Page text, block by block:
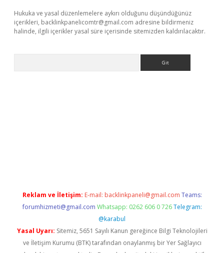
Hukuka ve yasal düzenlemelere aykırı olduğunu düşündüğünüz
içerikleri, backlinkpanelicomtr@gmail.com adresine bildirmeniz
halinde, ilgili içerikler yasal süre içerisinde sitemizden kaldırılacaktır.
Reklam ve İletişim: E-mail: backlinkpaneli@gmail.com Teams:
forumhizmeti@gmail.com Whatsapp: 0262 606 0 726 Telegram:
@karabul
Yasal Uyarı: Sitemiz, 5651 Sayılı Kanun gereğince Bilgi Teknolojileri
ve İletişim Kurumu (BTK) tarafından onaylanmış bir Yer Sağlayıcı